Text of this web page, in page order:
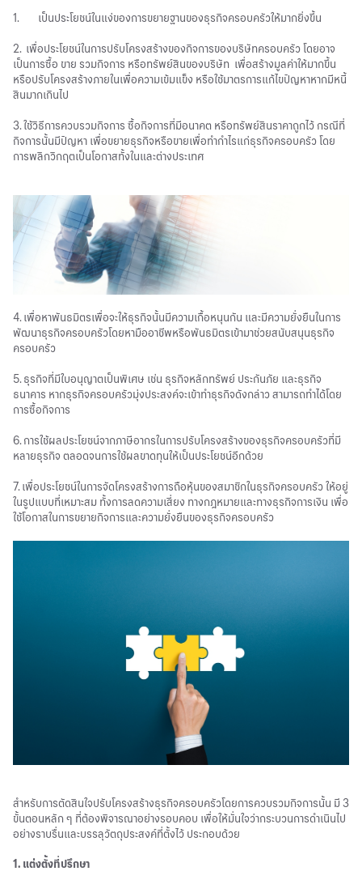
1. เป็นประโยชน์ในแง่ของการขยายฐานของธุรกิจครอบครัวให้มากยิ่งขึ้น
2. เพื่อประโยชน์ในการปรับโครงสร้างของกิจการของบริษัทครอบครัว โดยอาจ
เป็นการซื้อ ขาย รวมกิจการ หรือทรัพย์สินของบริษัท เพื่อสร้างมูลค่าให้มากขึ้น
หรือปรับโครงสร้างภายในเพื่อความเข้มแข็ง หรือใช้มาตรการแก้ไขปัญหาหากมีหนี้
สินมากเกินไป
3. ใช้วิธีการควบรวมกิจการ ซื้อกิจการที่มีอนาคต หรือทรัพย์สินราคาถูกไว้ กรณีที่
กิจการนั้นมีปัญหา เพื่อขยายธุรกิจหรือขายเพื่อทำกำไรแก่ธุรกิจครอบครัว โดย
การพลิกวิกฤตเป็นโอกาสทั้งในและต่างประเทศ
4. เพื่อหาพันธมิตรเพื่อจะให้ธุรกิจนั้นมีความเกื้อหนุนกัน และมีความยั่งยืนในการ
พัฒนาธุรกิจครอบครัวโดยหามืออาชีพหรือพันธมิตรเข้ามาช่วยสนับสนุนธุรกิจ
ครอบครัว
5. ธุรกิจที่มีใบอนุญาตเป็นพิเศษ เช่น ธุรกิจหลักทรัพย์ ประกันภัย และธุรกิจ
ธนาคาร หากธุรกิจครอบครัวมุ่งประสงค์จะเข้าทำธุรกิจดังกล่าว สามารถทำได้โดย
การซื้อกิจการ
6. การใช้ผลประโยชน์จากภาษีอากรในการปรับโครงสร้างของธุรกิจครอบครัวที่มี
หลายธุรกิจ ตลอดจนการใช้ผลขาดทุนให้เป็นประโยชน์อีกด้วย
7. เพื่อประโยชน์ในการจัดโครงสร้างการถือหุ้นของสมาชิกในธุรกิจครอบครัว ให้อยู่
ในรูปแบบที่เหมาะสม ทั้งการลดความเสี่ยง ทางกฎหมายและทางธุรกิจการเงิน เพื่อ
ใช้โอกาสในการขยายกิจการและความยั่งยืนของธุรกิจครอบครัว
สำหรับการตัดสินใจปรับโครงสร้างธุรกิจครอบครัวโดยการควบรวมกิจการนั้น มี 3
ขั้นตอนหลัก ๆ ที่ต้องพิจารณาอย่างรอบคอบ เพื่อให้มั่นใจว่ากระบวนการดำเนินไป
อย่างราบรื่นและบรรลุวัตถุประสงค์ที่ตั้งไว้ ประกอบด้วย
1. แต่งตั้งที่ปรึกษา